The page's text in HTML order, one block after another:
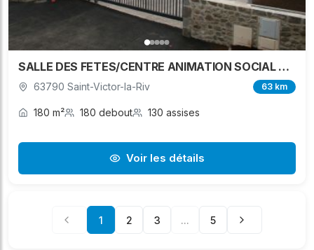
SALLE DES FETES/CENTRE ANIMATION SOCIAL ET CULTUREL
63790 Saint-Victor-la-Riv 63 km
180 m² 180 debout 130 assises
Voir les détails
1 2 3 ... 5